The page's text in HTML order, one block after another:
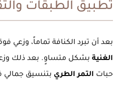
تطبيق الطبقات
بعد أن تبرد الكنافة تماماً، وزعي
الغنية بشكل متساوٍ. بعد ذلك
حبات التمر الطري بتنسيق جمالي